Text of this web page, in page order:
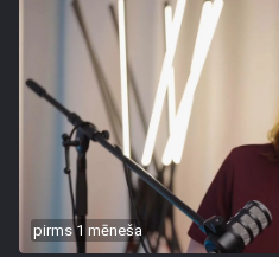
pirms 1 mēneša